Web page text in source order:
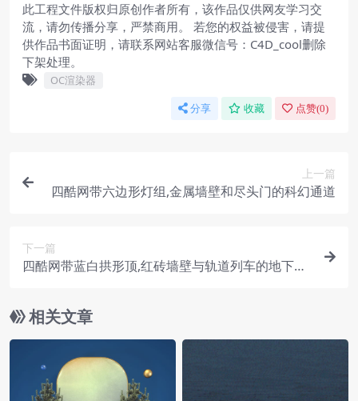
此工程文件版权归原创作者所有，该作品仅供网友学习交
流，请勿传播分享，严禁商用。 若您的权益被侵害，请提
供作品书面证明，请联系网站客服微信号：C4D_cool删除
下架处理。
OC渲染器
分享 收藏 点赞(0)
上一篇
四酷网带六边形灯组,金属墙壁和尽头门的科幻通道
下一篇
四酷网带蓝白拱形顶,红砖墙壁与轨道列车的地下隧
相关文章